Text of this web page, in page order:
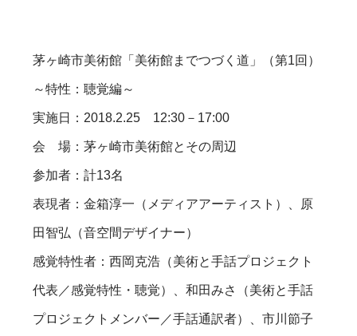
茅ヶ崎市美術館「美術館までつづく道」（第1回）
～特性：聴覚編～
実施日：2018.2.25 12:30－17:00
会 場：茅ヶ崎市美術館とその周辺
参加者：計13名
表現者：金箱淳一（メディアアーティスト）、原
田智弘（音空間デザイナー）
感覚特性者：西岡克浩（美術と手話プロジェクト
代表／感覚特性・聴覚）、和田みさ（美術と手話
プロジェクトメンバー／手話通訳者）、市川節子